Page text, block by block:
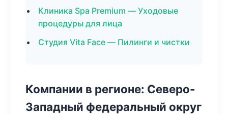
Клиника Spa Premium — Уходовые
процедуры для лица
Студия Vita Face — Пилинги и чистки
Компании в регионе: Северо-
Западный федеральный округ